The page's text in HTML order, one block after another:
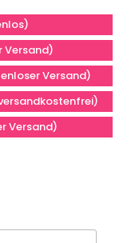
Versand)
Versand)
Versand)